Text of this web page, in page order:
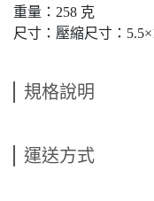
重量：258 克
尺寸：壓縮尺寸：
規格說明
運送方式